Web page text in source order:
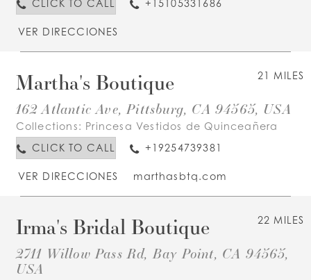
CLICK TO CALL
+15105331686
VER DIRECCIONES
21 MILES
Martha's Boutique
162 Atlantic Ave, Pittsburg, CA 94565, USA
Collections: Princesa Vestidos de Quinceañera
CLICK TO CALL
+19254739381
VER DIRECCIONES marthasbtq.com
22 MILES
Irma's Bridal Boutique
2711 Willow Pass Rd, Bay Point, CA 94565,
USA